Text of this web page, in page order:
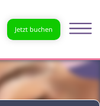
Jetzt buchen